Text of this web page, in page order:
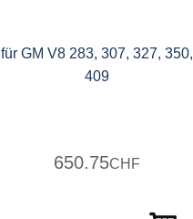
für GM V8 283, 307, 327, 350,
409
650.75CHF